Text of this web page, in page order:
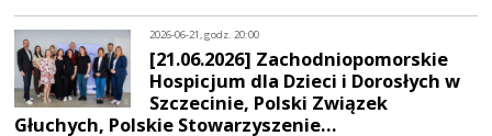
2026-06-21, godz. 20:00
[21.06.2026] Zachodniopomorskie
Hospicjum dla Dzieci i Dorosłych w
Szczecinie, Polski Związek
Głuchych, Polskie Stowarzyszenie…